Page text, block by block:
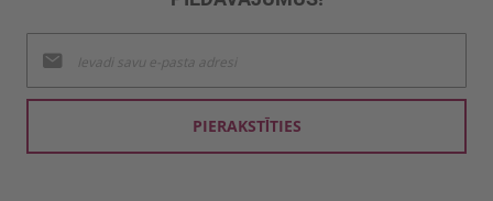
jaunumu
saņemšanai:
PIERAKSTĪTIES